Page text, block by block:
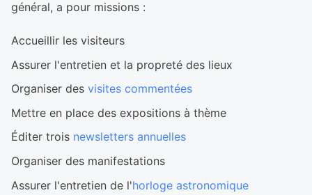
général, a pour missions :
Accueillir les visiteurs
Assurer l'entretien et la propreté des lieux
Organiser des visites commentées
Mettre en place des expositions à thème
Éditer trois newsletters annuelles
Organiser des manifestations
Assurer l'entretien de l'horloge astronomique